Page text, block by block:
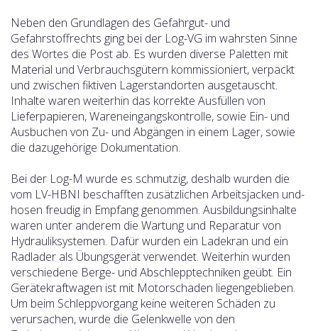
Neben den Grundlagen des Gefahrgut- und
Gefahrstoffrechts ging bei der Log-VG im wahrsten Sinne
des Wortes die Post ab. Es wurden diverse Paletten mit
Material und Verbrauchsgütern kommissioniert, verpackt
und zwischen fiktiven Lagerstandorten ausgetauscht.
Inhalte waren weiterhin das korrekte Ausfüllen von
Lieferpapieren, Wareneingangskontrolle, sowie Ein- und
Ausbuchen von Zu- und Abgängen in einem Lager, sowie
die dazugehörige Dokumentation.
Bei der Log-M wurde es schmutzig, deshalb wurden die
vom LV-HBNI beschafften zusätzlichen Arbeitsjacken und-
hosen freudig in Empfang genommen. Ausbildungsinhalte
waren unter anderem die Wartung und Reparatur von
Hydrauliksystemen. Dafür wurden ein Ladekran und ein
Radlader als Übungsgerät verwendet. Weiterhin wurden
verschiedene Berge- und Abschlepptechniken geübt. Ein
Gerätekraftwagen ist mit Motorschaden liegengeblieben.
Um beim Schleppvorgang keine weiteren Schäden zu
verursachen, wurde die Gelenkwelle von den